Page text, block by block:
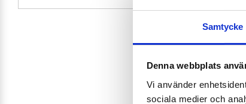
Samtycke
Denna webbplats
Vi använder
sociala medier och